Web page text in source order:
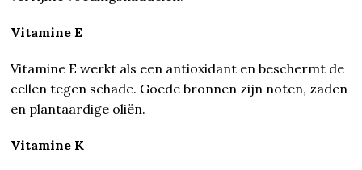
Vitamine E
Vitamine E werkt als een antioxidant en beschermt de
cellen tegen schade. Goede bronnen zijn noten, zaden
en plantaardige oliën.
Vitamine K